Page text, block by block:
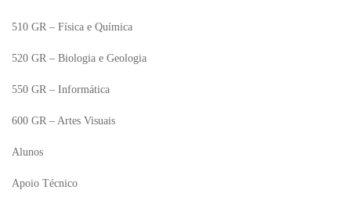
510 GR – Física e Química
520 GR – Biologia e Geologia
550 GR – Informática
600 GR – Artes Visuais
Alunos
Apoio Técnico